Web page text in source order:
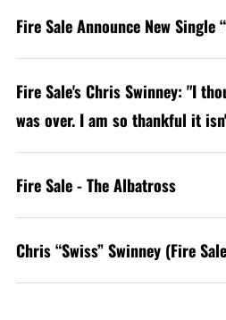
Fire Sale Announce New Single
Fire Sale's Chris Swinney: "I
was over. I am so thankful it
Fire Sale - The Albatross
Chris “Swiss” Swinney (Fire